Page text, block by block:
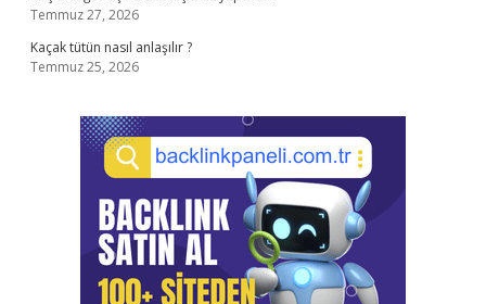
Temmuz 27, 2026
Kaçak tütün nasıl anlaşılır ?
Temmuz 25, 2026